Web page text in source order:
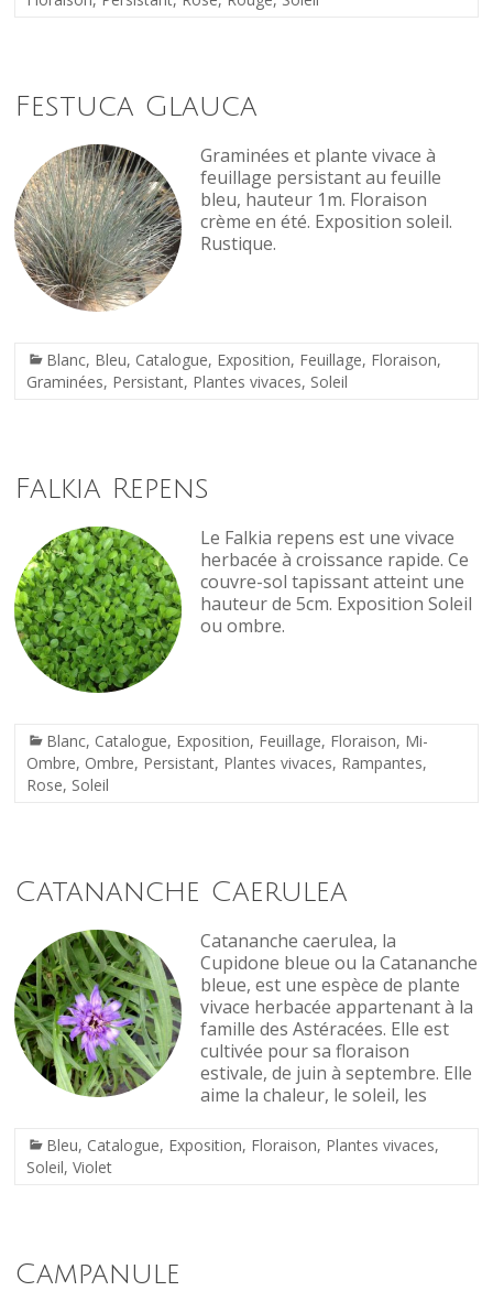
Festuca Glauca
Graminées et plante vivace à
feuillage persistant au feuille
bleu, hauteur 1m. Floraison
crème en été. Exposition soleil.
Rustique.
Blanc, Bleu, Catalogue, Exposition, Feuillage, Floraison,
Graminées, Persistant, Plantes vivaces, Soleil
Falkia Repens
Le Falkia repens est une vivace
herbacée à croissance rapide. Ce
couvre-sol tapissant atteint une
hauteur de 5cm. Exposition Soleil
ou ombre.
Blanc, Catalogue, Exposition, Feuillage, Floraison, Mi-
Ombre, Ombre, Persistant, Plantes vivaces, Rampantes,
Rose, Soleil
Catananche Caerulea
Catananche caerulea, la
Cupidone bleue ou la Catananche
bleue, est une espèce de plante
vivace herbacée appartenant à la
famille des Astéracées. Elle est
cultivée pour sa floraison
estivale, de juin à septembre. Elle
aime la chaleur, le soleil, les
Bleu, Catalogue, Exposition, Floraison, Plantes vivaces,
Soleil,Violet
Campanule